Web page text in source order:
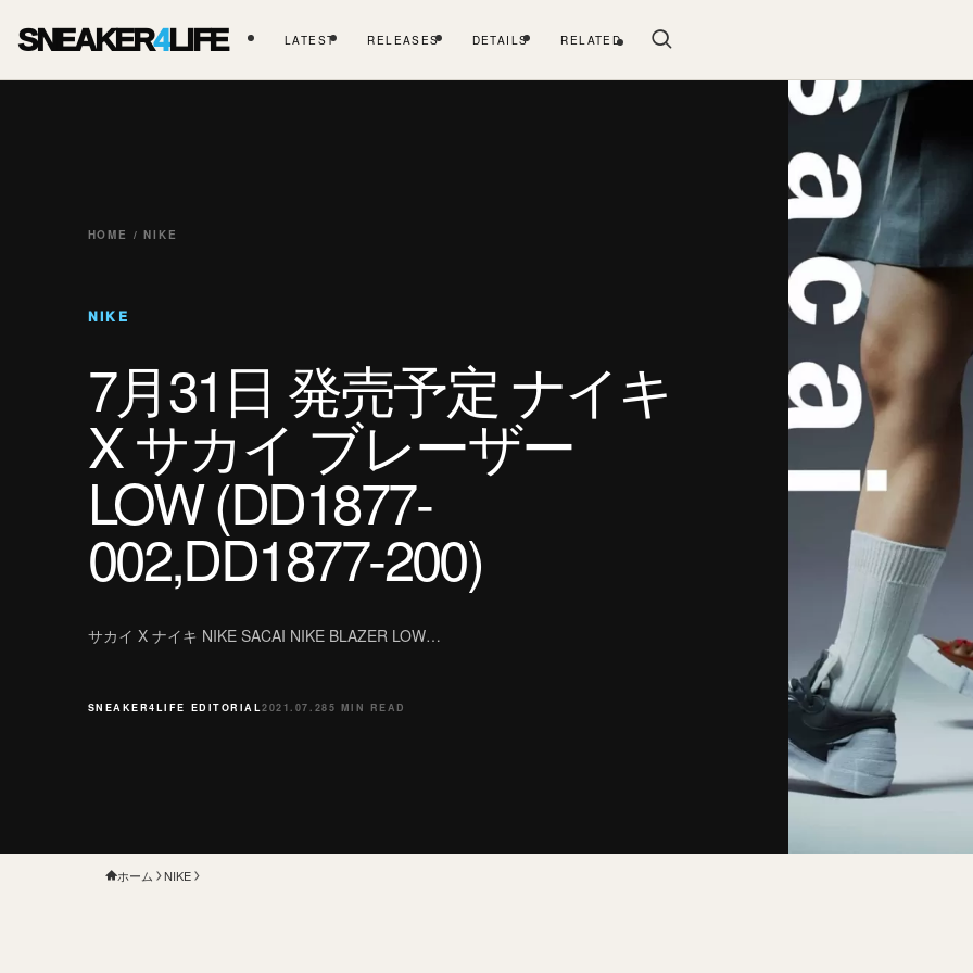
SNEAKER4LIFE LATEST RELEASES DETAILS RELATED
HOME / NIKE
NIKE
7月31日 発売予定 ナイキ
X サカイ ブレーザー
LOW (DD1877-
002,DD1877-200)
サカイ X ナイキ NIKE SACAI NIKE BLAZER LOW…
SNEAKER4LIFE EDITORIAL2021.07.285 MIN READ
ホーム NIKE